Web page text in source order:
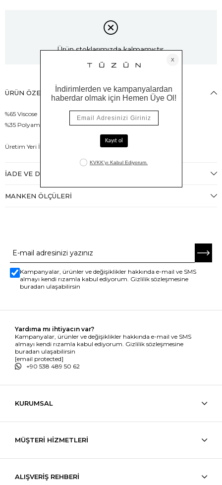
Ürün stoklarımızda kalmamıştır.
ÜRÜN ÖZELLIKLERI
%65 Viscose
%35 Polyamid
Üretim Yeri İtalya
İADE VE DEĞIŞIM
MANKEN ÖLÇÜLERI
Kampanyalar, ürünler ve değişiklikler hakkında e-mail ve SMS
almayı kendi rızamla kabul ediyorum. Gizlilik sözleşmesine
buradan ulaşabilirsin
Yardıma mı ihtiyacın var?
Kampanyalar, ürünler ve değişiklikler hakkında e-mail ve SMS
almayı kendi rızamla kabul ediyorum. Gizlilik sözleşmesine
buradan ulaşabilirsin
[email protected]
+90 538 489 50 62
KURUMSAL
MÜŞTERİ HİZMETLERİ
ALIŞVERİŞ REHBERİ